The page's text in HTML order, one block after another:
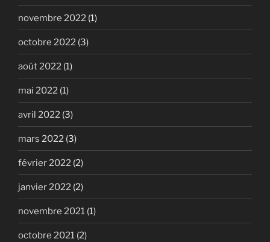
novembre 2022 (1)
octobre 2022 (3)
août 2022 (1)
mai 2022 (1)
avril 2022 (3)
mars 2022 (3)
février 2022 (2)
janvier 2022 (2)
novembre 2021 (1)
octobre 2021 (2)